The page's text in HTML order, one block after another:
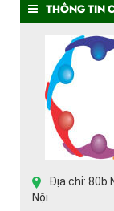
Thông tin
Địa chỉ: 80b
Nội